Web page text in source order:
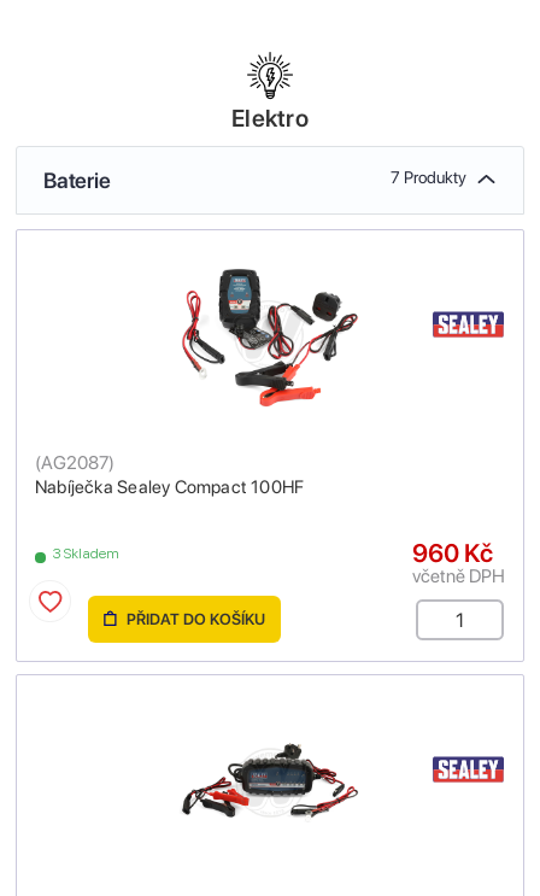
Elektro
Baterie 7 Produkty
Nabíječka Sealey Compact 100HF
(AG2087)
3 Skladem 960 Kč
včetně DPH
PŘIDAT DO KOŠÍKU